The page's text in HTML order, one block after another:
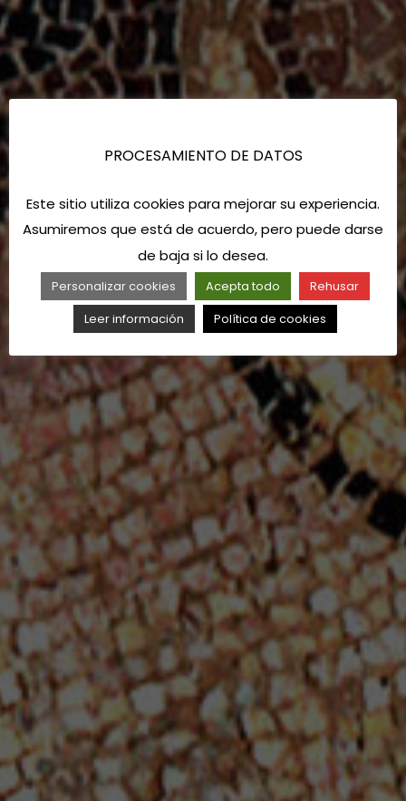
PROCESAMIENTO DE DATOS
Este sitio utiliza cookies para mejorar su experiencia.
Asumiremos que está de acuerdo, pero puede darse
de baja si lo desea.
Personalizar cookies Acepta todo
Rehusar
Leer información
Política de cookies